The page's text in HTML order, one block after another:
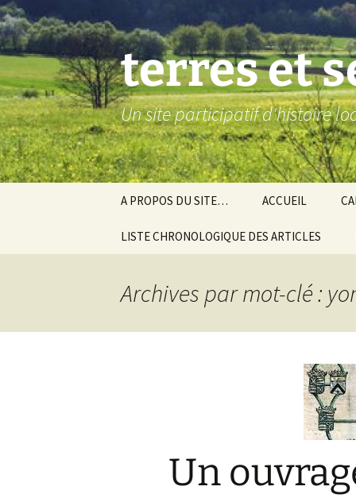
Aller
au
contenu
terres et
Un site participatif d'histoire
A PROPOS DU SITE… ACCUEIL
LISTE CHRONOLOGIQUE DES ARTICLES
Archives par mot-clé :
Un